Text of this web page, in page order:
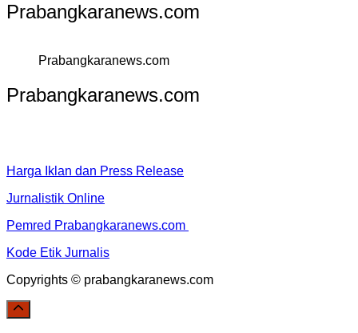
Prabangkaranews.com
Prabangkaranews.com
Prabangkaranews.com
Harga Iklan dan Press Release
Jurnalistik Online
Pemred Prabangkaranews.com
Kode Etik Jurnalis
Copyrights © prabangkaranews.com